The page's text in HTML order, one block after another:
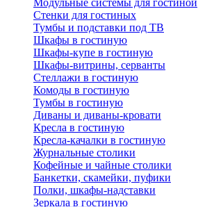
Модульные системы для гостиной
Стенки для гостиных
Тумбы и подставки под ТВ
Шкафы в гостиную
Шкафы-купе в гостиную
Шкафы-витрины, серванты
Стеллажи в гостиную
Комоды в гостиную
Тумбы в гостиную
Диваны и диваны-кровати
Кресла в гостиную
Кресла-качалки в гостиную
Журнальные столики
Кофейные и чайные столики
Банкетки, скамейки, пуфики
Полки, шкафы-надставки
Зеркала в гостиную